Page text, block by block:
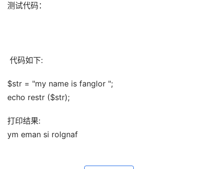
测试代码：
代码如下:
$str = "my name is fanglor ";
echo restr ($str);
打印结果:
ym eman si rolgnaf